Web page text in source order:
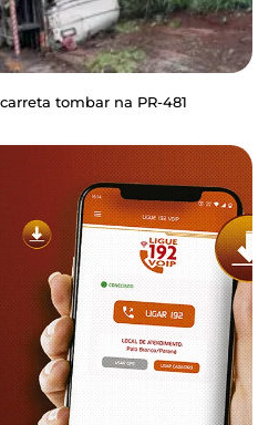
tombar na PR-481